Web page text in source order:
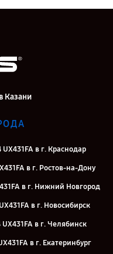
Казани
в г. Краснодар
в г. Ростов-на-Дону
в г. Нижний Новгород
в г. Новосибирск
в г. Челябинск
в г. Екатеринбург